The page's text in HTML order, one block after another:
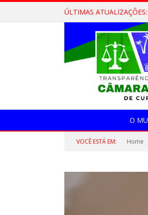
ÚLTIMAS ATUALIZAÇÕES:
O
VOCÊ ESTÁ EM: Home